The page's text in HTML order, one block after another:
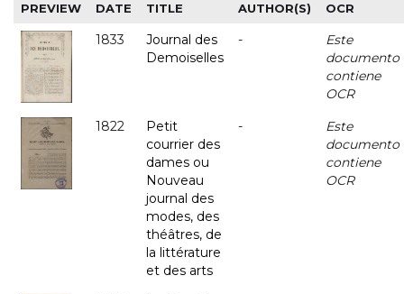
PREVIEW DATE TITLE AUTHOR(S) OCR
1833
Journal des
Demoiselles
-
Este
documento
contiene
OCR
1822
Petit
courrier des
dames ou
Nouveau
journal des
modes, des
théâtres, de
la littérature
et des arts
-
Este
documento
contiene
OCR